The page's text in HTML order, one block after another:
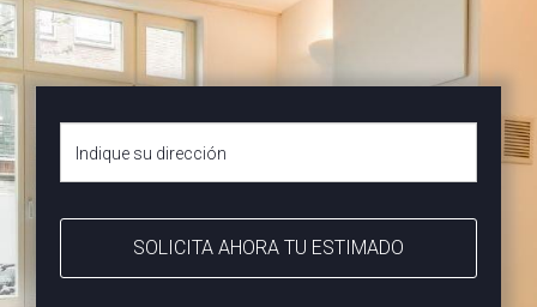
SOLICITA AHORA TU ESTIMADO